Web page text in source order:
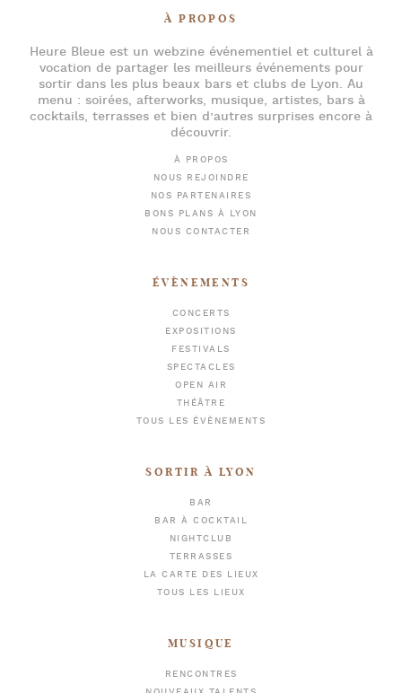
À PROPOS
Heure Bleueest un webzine événementiel et culturel à
vocation de partager les meilleurs événements pour
sortir dans les plus beaux bars et clubs de Lyon. Au
menu : soirées, afterworks, musique, artistes, bars à
cocktails, terrasses et bien d’autres surprises encore à
découvrir.
À PROPOS
NOUS REJOINDRE
NOS PARTENAIRES
BONS PLANS À LYON
NOUS CONTACTER
ÉVÈNEMENTS
CONCERTS
EXPOSITIONS
FESTIVALS
SPECTACLES
OPEN AIR
THÉÂTRE
TOUS LES ÉVÈNEMENTS
SORTIR À LYON
BAR
BAR À COCKTAIL
NIGHTCLUB
TERRASSES
LA CARTE DES LIEUX
TOUS LES LIEUX
MUSIQUE
RENCONTRES